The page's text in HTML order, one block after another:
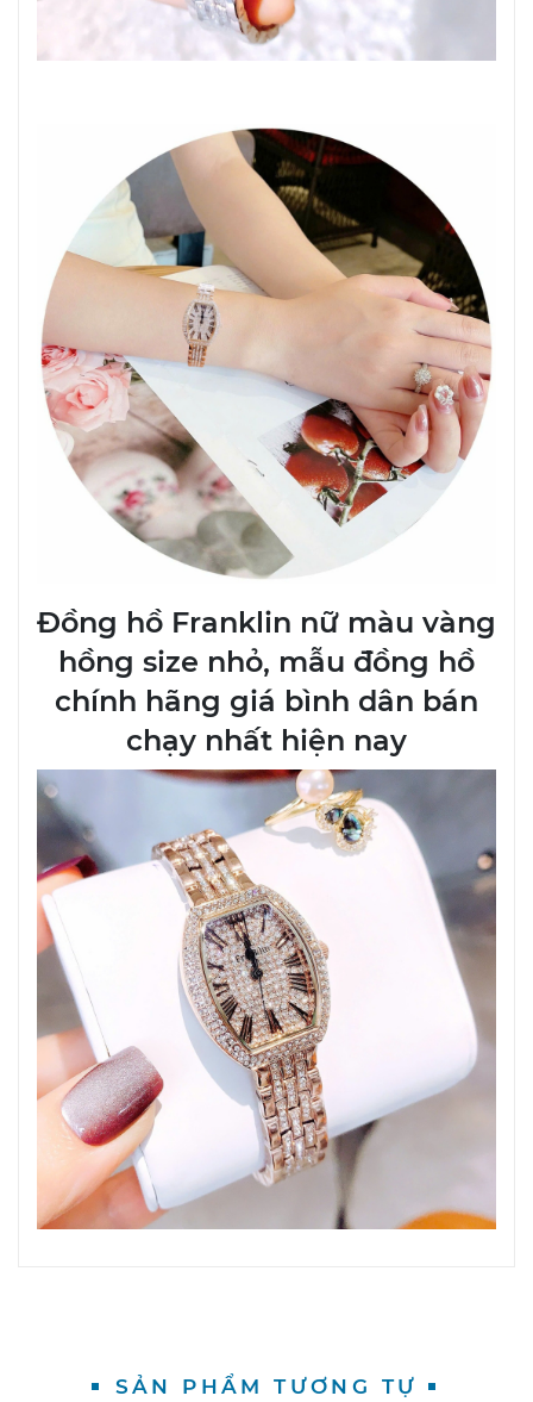
Đồng hồ Franklin nữ màu vàng
hồng size nhỏ, mẫu đồng hồ
chính hãng giá bình dân bán
chạy nhất hiện nay
SẢN PHẨM TƯƠNG TỰ